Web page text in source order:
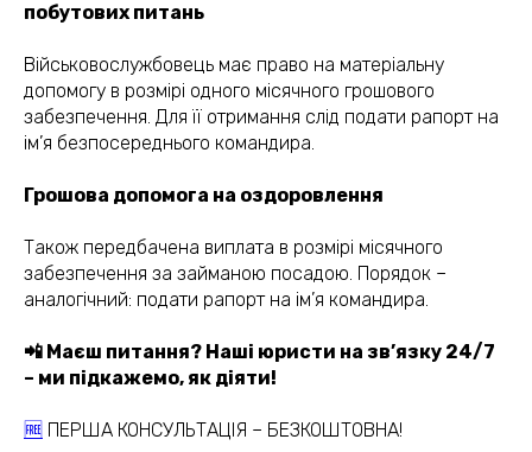
побутових питань
Військовослужбовець має право на матеріальну
допомогу в розмірі одного місячного грошового
забезпечення. Для її отримання слід подати рапорт на
ім’я безпосереднього командира.
Грошова допомога на оздоровлення
Також передбачена виплата в розмірі місячного
забезпечення за займаною посадою. Порядок –
аналогічний: подати рапорт на ім’я командира.
📲 Маєш питання? Наші юристи на зв’язку 24/7
– ми підкажемо, як діяти!
🆓 ПЕРША КОНСУЛЬТАЦІЯ – БЕЗКОШТОВНА!
Політика конфіденційності
(050) 309-40-25